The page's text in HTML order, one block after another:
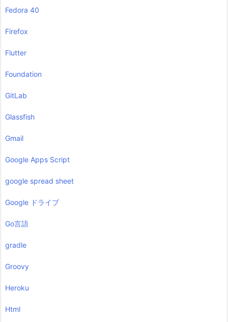
Fedora 40
Firefox
Flutter
Foundation
GitLab
Glassfish
Gmail
Google Apps Script
google spread sheet
Google ドライブ
Go言語
gradle
Groovy
Heroku
Html